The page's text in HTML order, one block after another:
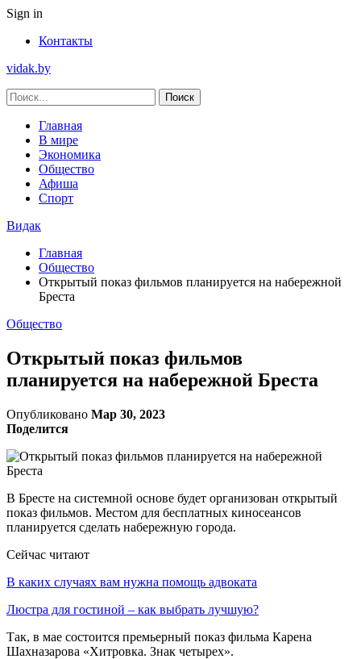
Sign in
Контакты
vidak.by
Главная
В мире
Экономика
Общество
Афиша
Спорт
Видак
Главная
Общество
Открытый показ фильмов планируется на набережной
Бреста
Общество
Открытый показ фильмов
планируется на набережной Бреста
Опубликовано Мар 30, 2023
Поделится
В Бресте на системной основе будет организован открытый
показ фильмов. Местом для бесплатных киносеансов
планируется сделать набережную города.
Сейчас читают
В каких случаях вам нужна помощь адвоката
Люстра для гостиной – как выбрать лучшую?
Так, в мае состоится премьерный показ фильма Карена
Шахназарова «Хитровка. Знак четырех».